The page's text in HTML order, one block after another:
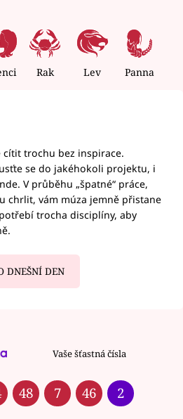
Rak Lev Panna
cítit trochu bez inspirace.
se do jakéhokoli projektu, i
V průběhu „špatné“ práce,
chrlit, vám múza jemně přistane
trocha disciplíny, aby
DNEŠNÍ DEN
Vaše šťastná čísla
48 7 46 2